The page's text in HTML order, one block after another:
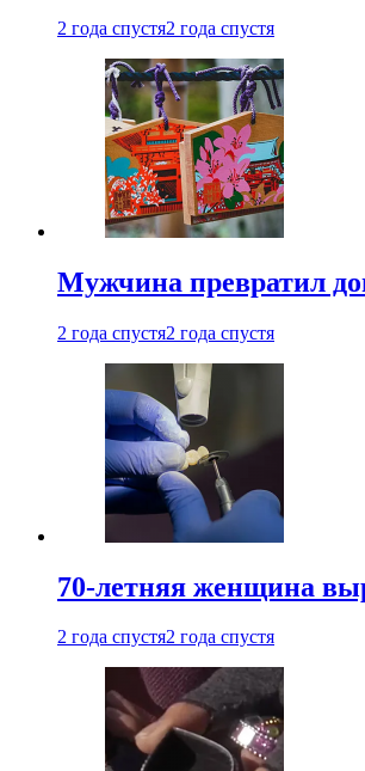
2 года спустя2 года спустя
Мужчина превратил
2 года спустя2 года спустя
70-летняя женщина
2 года спустя2 года спустя